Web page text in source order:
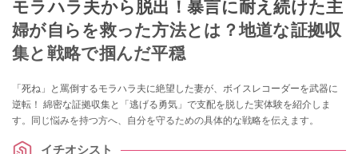
モラハラ夫から脱出！暴言に耐え続けた主
婦が自らを救った方法とは？地道な証拠収
集と戦略で掴んだ平穏
「死ね」と罵倒するモラハラ夫に絶望した妻が、ボイスレコーダーを武器に
逆転！ 綿密な証拠収集と「逃げる勇気」で支配を脱した実体験を紹介しま
す。同じ悩みを持つ方へ、自分を守るための具体的な戦略を伝えます。
イチオシスト